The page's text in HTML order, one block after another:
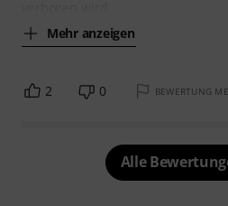
Mehr anzeigen
2 0 BEWERTUNG
Alle